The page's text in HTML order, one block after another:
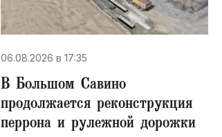
06.08.2026 в 17:35
В Большом Савино
продолжается реконструкция
перрона и рулежной дорожки